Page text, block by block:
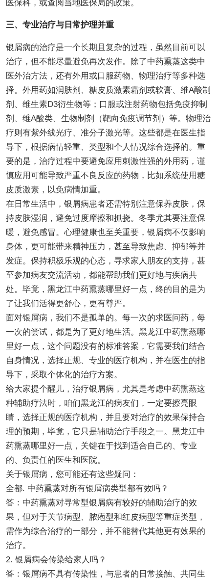
医保科，或查阅当地医保局的政策。
三、专业治疗与日常护理并重
银屑病的治疗是一个长期且复杂的过程，虽然目前可以
治疗，但不能尽量避免再次发作。除了中药熏蒸这类中
医外治方法，还有外用或口服药物、物理治疗等多种选
择。外用药如润肤剂、糖皮质激素霜剂或软膏、维A酸制
剂、维生素D3衍生物等；口服或注射药物包括免疫抑制
剂、维A酸类、生物制剂（靶向免疫调节剂）等。物理治
疗则有紫外线光疗、准分子激光等。这些都是在医生指
导下，根据病情轻重、类型和个人情况综合选择的。重
要的是，治疗过程中要避免应用刺激性强的外用药，谨
慎应用可能导致严重不良反应的药物，比如系统使用糖
皮质激素，以免病情加重。
在日常生活中，银屑病患者还需特别注意保养皮肤，保
持皮肤湿润，避免过度摩擦和抓挠。冬季尤其要注意保
暖，避免感冒。心理健康也至关重要，银屑病不仅影响
身体，更可能带来精神压力，甚至导致焦虑、抑郁等并
发症。保持积极乐观的心态，寻求家人朋友的支持，甚
至参加病友交流活动，都能帮助我们更好地与疾病共
处。毕竟，黑龙江中药熏蒸哪里好一点，终的目的是为
了让我们活得更舒心，更有尊严。
面对银屑病，我们不是孤单的。每一次的求医问药，每
一次的尝试，都是为了更好地生活。黑龙江中药熏蒸哪
里好一点，这个问题没有的标准答案，它需要我们结合
自身情况，选择正规、专业的医疗机构，并在医生的指
导下，采取个体化的治疗方案。
给大家提个醒儿，治疗银屑病，尤其是考虑中药熏蒸这
种辅助疗法时，咱们黑龙江的病友们，一定要擦亮眼
睛，选择正规的医疗机构，并且要对治疗的效果保持合
理的预期，毕竟，它只是辅助治疗手段之一。黑龙江中
药熏蒸哪里好一点，关键在于找到适合自己的、专业
的、负责任的医生和医院。
关于银屑病，您可能还有这些疑问：
全都. 中药熏蒸对所有银屑病类型都有效吗？
答：中药熏蒸对寻常型银屑病有较好的辅助治疗的效
果，但对于关节病型、脓疱型和红皮病型等重症类型，
需作为综合治疗的一部分，并不能替代其他更有效果的
治疗。
2. 银屑病会传染给家人吗？
答：银屑病不具有传染性，与患者的日常接触、共同生